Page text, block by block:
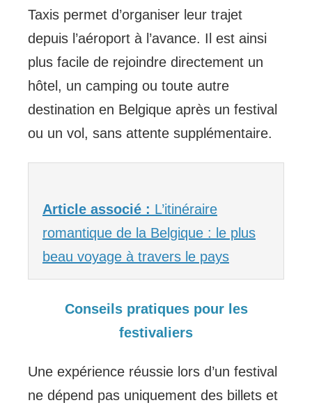
Taxis permet d’organiser leur trajet
depuis l’aéroport à l’avance. Il est ainsi
plus facile de rejoindre directement un
hôtel, un camping ou toute autre
destination en Belgique après un festival
ou un vol, sans attente supplémentaire.
Article associé : L’itinéraire
romantique de la Belgique : le plus
beau voyage à travers le pays
Conseils pratiques pour les
festivaliers
Une expérience réussie lors d’un festival
ne dépend pas uniquement des billets et